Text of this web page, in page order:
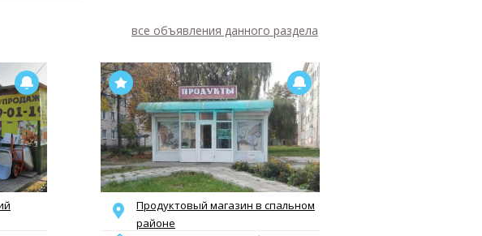
все объявления данного раздела
Продуктовый магазин в спальном
районе